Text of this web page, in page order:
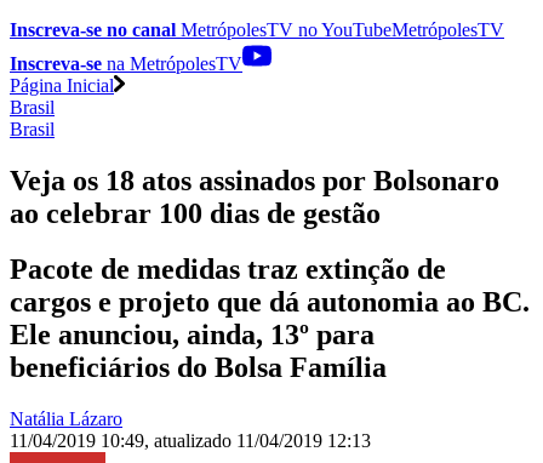
Inscreva-se no canal MetrópolesTV noYouTubeMetrópolesTV
Inscreva-se na MetrópolesTV
Página Inicial
Brasil
Brasil
Veja os 18 atos assinados por Bolsonaro
ao celebrar 100 dias de gestão
Pacote de medidas traz extinção de
cargos e projeto que dá autonomia ao BC.
Ele anunciou, ainda, 13º para
beneficiários do Bolsa Família
Natália Lázaro
11/04/2019 10:49, atualizado 11/04/2019 12:13